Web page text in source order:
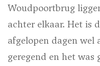
Woudpoortbrug
achter elkaar. Het is
afgelopen dagen wel
geregend en het was